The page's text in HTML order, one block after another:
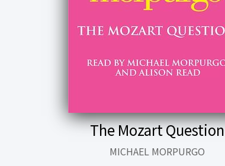
The Mozart Question
MICHAEL MORPURGO